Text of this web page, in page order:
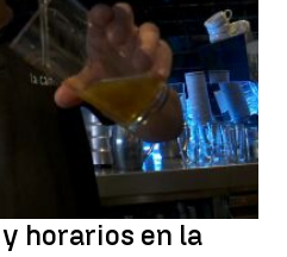
horarios en la